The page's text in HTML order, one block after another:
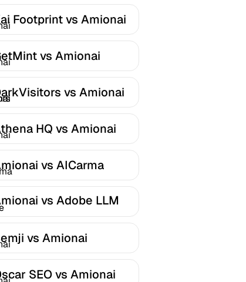
Footprint vs Amionai
vs Amionai
vs Amionai
HQ vs Amionai
vs AICarma
vs Adobe LLM
vs Amionai
SEO vs Amionai